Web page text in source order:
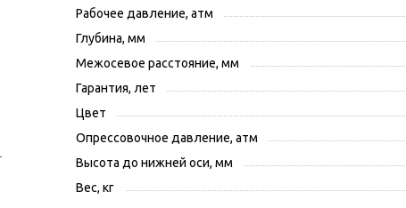
Рабочее давление, атм
Глубина, мм
Межосевое расстояние, мм
Гарантия, лет
Цвет
Опрессовочное давление, атм
Высота до нижней оси, мм
Вес, кг